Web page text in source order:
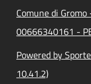
Comune di
00666340161 -
Powered by
10.41.2)